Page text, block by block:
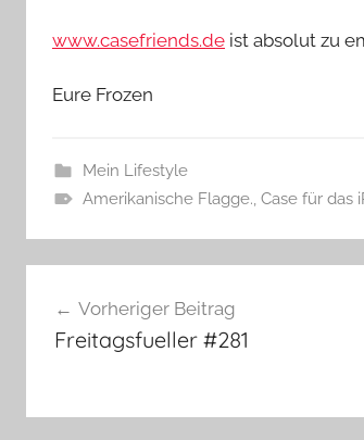
www.casefriends.de ist absolut zu
Eure Frozen
Mein Lifestyle
Amerikanische Flagge., Case für das
Vorheriger Beitrag
Freitagsfueller #281